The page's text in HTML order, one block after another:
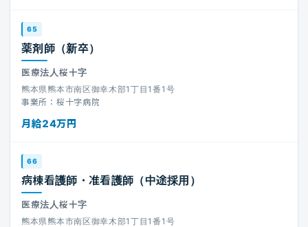
65
薬剤師（新卒）
医療法人桜十字
熊本県熊本市南区御幸木部1丁目1番1号
事業所：桜十字病院
月給24万円
66
病棟看護師・准看護師（中途採用）
医療法人桜十字
熊本県熊本市南区御幸木部1丁目1番1号